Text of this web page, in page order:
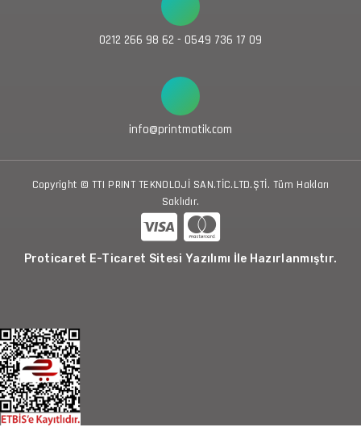
0212 266 98 62 - 0549 736 17 09
info@printmatik.com
Copyright © TTI PRINT TEKNOLOJİ SAN.TİC.LTD.ŞTİ. Tüm Hakları
Saklıdır.
Proticaret E-Ticaret Sitesi Yazılımı İle Hazırlanmıştır.